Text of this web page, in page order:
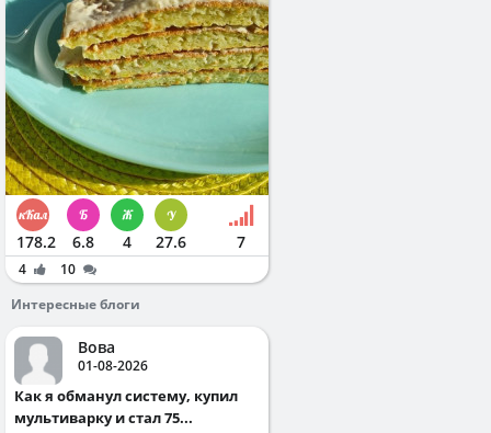
178.2 6.8 4 27.6 7
4
10
Интересные блоги
Вова
01-08-2026
Как я обманул систему, купил
мультиварку и стал 75...